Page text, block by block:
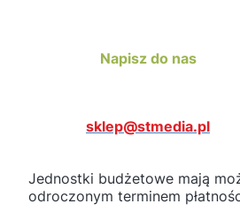
Napisz do nas
sklep@stmedia.pl
Jednostki budżetowe mają
odroczonym terminem